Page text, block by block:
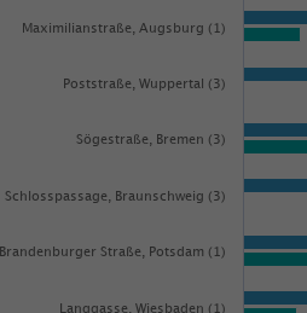
Poststraße, Wuppertal (3)
Brandenburger Straße, Potsdam (1)
Maximilianstraße, Augsburg (1)
Sögestraße, Bremen (3)
Schlosspassage, Braunschweig (3)
Langgasse, Wiesbaden (1)